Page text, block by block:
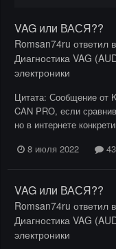
VAG или ВАСЯ??
Romsan74ru ответил
Диагностика VAG
электроники
Цитата: Сообщение от
CAN PRO, если
но в интернете
8 июля 2022
VAG или ВАСЯ??
Romsan74ru ответил
Диагностика VAG
электроники